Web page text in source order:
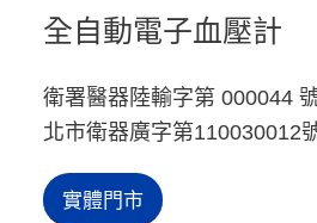
全自動電子血壓計
衛署醫器陸輸字第 000044
北市衛器廣字第110030012
實體門市